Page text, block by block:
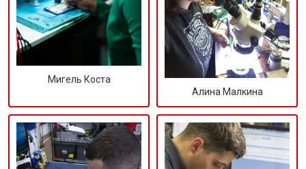
Мигель Коста
Алина Малкина